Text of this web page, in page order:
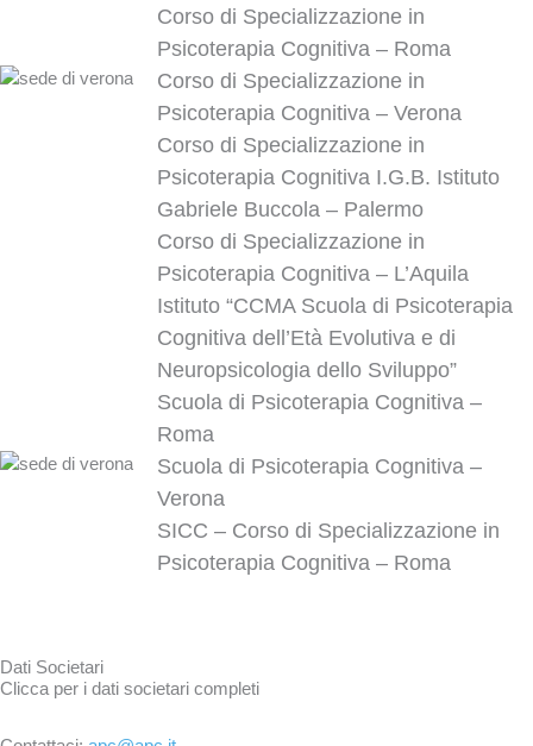
Corso di Specializzazione in
Psicoterapia Cognitiva – Roma
Corso di Specializzazione in
Psicoterapia Cognitiva – Verona
Corso di Specializzazione in
Psicoterapia Cognitiva I.G.B. Istituto
Gabriele Buccola – Palermo
Corso di Specializzazione in
Psicoterapia Cognitiva – L’Aquila
Istituto “CCMA Scuola di Psicoterapia
Cognitiva dell’Età Evolutiva e di
Neuropsicologia dello Sviluppo”
Scuola di Psicoterapia Cognitiva –
Roma
Scuola di Psicoterapia Cognitiva –
Verona
SICC – Corso di Specializzazione in
Psicoterapia Cognitiva – Roma
Dati Societari
Clicca per i dati societari completi